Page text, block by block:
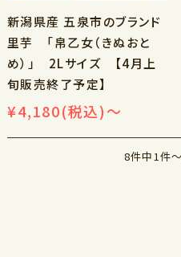
新潟県産 五泉市のブランド
里芋 「帛乙女（きぬおと
め）」 2Lサイズ 【4月上
旬販売終了予定】
¥4,180(税込)～
8件中1件